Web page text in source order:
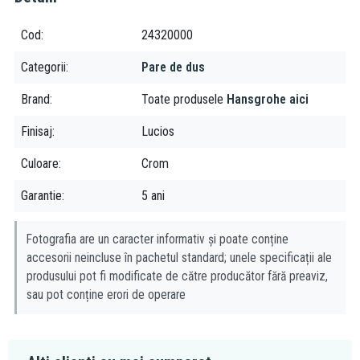
precizie” garantează performanțe constante și un jet de apă
constant puternic, chiar și atunci când presiunea apei fluctua.
Para de duș Hansgrohe Pulsify E 100 este o alegere excelentă
pentru cei care caută o experiență de duș relaxantă și
consumul de apă cu până la 60%, fără a sacrifica confortul. Jetul
PowderRain este fin și catifelat, oferind o experiență de duș
plăcută și relaxantă.
Avantaje
Jet de apă generos și relaxant
Cod 24320000
Categorii Pare de dus
Brand Toate produsele Hansgrohe aici
Finisaj Lucios
Culoare Crom
Garantie 5 ani
Fotografia are un caracter informativ și poate conține
accesorii neincluse în pachetul standard; unele specificații ale
produsului pot fi modificate de către producător fără preaviz,
sau pot conține erori de operare